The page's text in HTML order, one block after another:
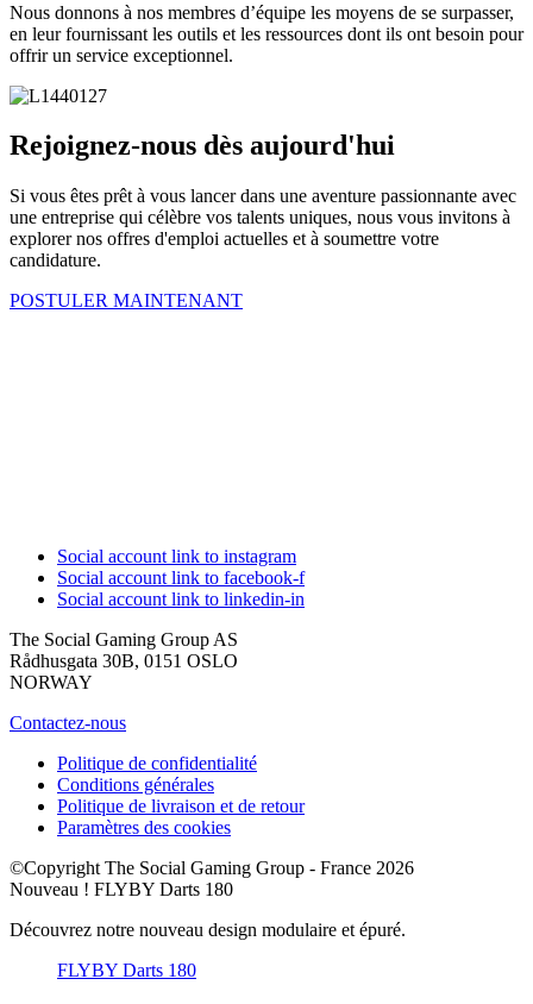
Nous donnons à nos membres d’équipe les moyens de se surpasser,
en leur fournissant les outils et les ressources dont ils ont besoin pour
offrir un service exceptionnel.
Rejoignez-nous dès aujourd'hui
Si vous êtes prêt à vous lancer dans une aventure passionnante avec
une entreprise qui célèbre vos talents uniques, nous vous invitons à
explorer nos offres d'emploi actuelles et à soumettre votre
candidature.
POSTULER MAINTENANT
Social account link to instagram
Social account link to facebook-f
Social account link to linkedin-in
The Social Gaming Group AS
Rådhusgata 30B, 0151 OSLO
NORWAY
Contactez-nous
Politique de confidentialité
Conditions générales
Politique de livraison et de retour
Paramètres des cookies
©Copyright The Social Gaming Group - France 2026
Nouveau ! FLYBY Darts 180
Découvrez notre nouveau design modulaire et épuré.
FLYBY Darts 180